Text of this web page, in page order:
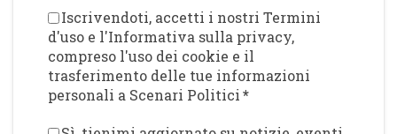
Iscrivendoti, accetti i nostri Termini
d'uso e l'Informativa sulla privacy,
compreso l'uso dei cookie e il
trasferimento delle tue informazioni
personali a Scenari Politici*